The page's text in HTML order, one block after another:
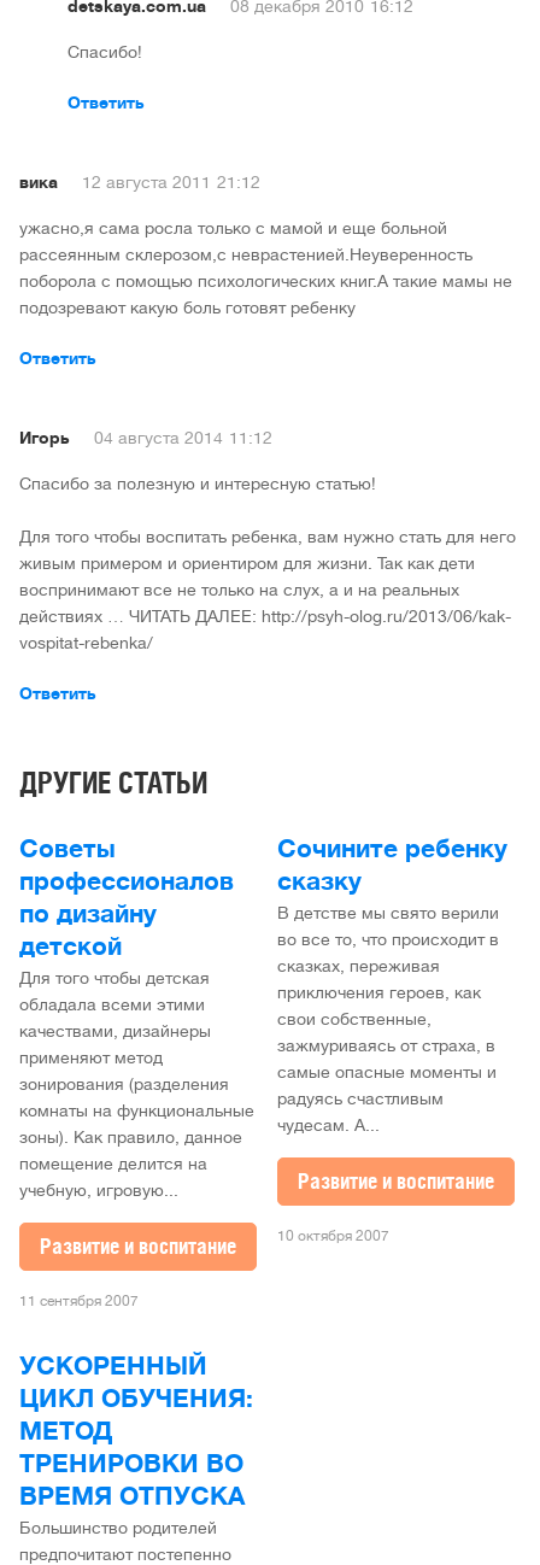
detskaya.com.ua 08 декабря 2010 16:12
Спасибо!
Ответить
вика 12 августа 2011 21:12
ужасно,я сама росла только с мамой и еще больной
рассеянным склерозом,с неврастенией.Неуверенность
поборола с помощью психологических книг.А такие мамы не
подозревают какую боль готовят ребенку
Ответить
Игорь 04 августа 2014 11:12
Спасибо за полезную и интересную статью!
Для того чтобы воспитать ребенка, вам нужно стать для него
живым примером и ориентиром для жизни. Так как дети
воспринимают все не только на слух, а и на реальных
действиях … ЧИТАТЬ ДАЛЕЕ: http://psyh-olog.ru/2013/06/kak-
vospitat-rebenka/
Ответить
ДРУГИЕ СТАТЬИ
Советы
профессионалов
по дизайну
детской
Для того чтобы детская
обладала всеми этими
качествами, дизайнеры
применяют метод
зонирования (разделения
комнаты на функциональные
зоны). Как правило, данное
помещение делится на
учебную, игровую...
Развитие и воспитание
11 сентября 2007
Сочините ребенку
сказку
В детстве мы свято верили
во все то, что происходит в
сказках, переживая
приключения героев, как
свои собственные,
зажмуриваясь от страха, в
самые опасные моменты и
радуясь счастливым
чудесам. А...
Развитие и воспитание
10 октября 2007
УСКОРЕННЫЙ
ЦИКЛ ОБУЧЕНИЯ:
МЕТОД
ТРЕНИРОВКИ ВО
ВРЕМЯ ОТПУСКА
Большинство родителей
предпочитают постепенно